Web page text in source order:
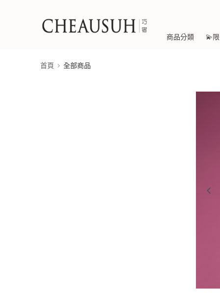
商品分類 💫
首頁 全部商品